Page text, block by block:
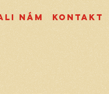
nám Kontakt